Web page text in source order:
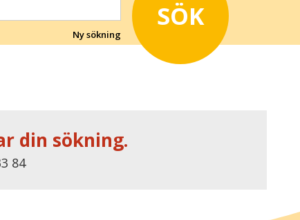
SÖK
Ny sökning
din sökning.
84